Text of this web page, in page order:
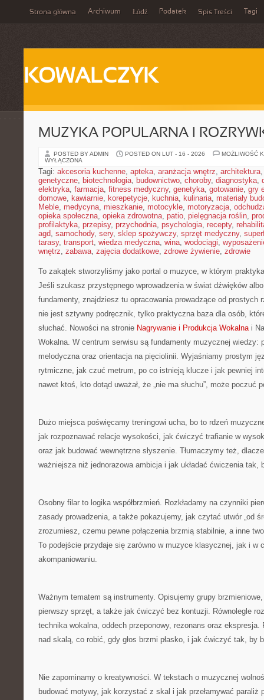
Strona główna Archiwum Łódź Podatek Spis Treści Tagi
KOWALCZYK
MUZYKA POPULARNA I
POSTED BY ADMIN POSTED ON LUT - 16 - 2026
MOŻLIWOŚĆ
WYŁĄCZONA
Tagi: akcesoria kuchenne, apteka, aranżacja wnętrz, architektura
genetyczne, biotechnologia, budownictwo, choroby, diagnostyka,
elektryka, farmacja, fitness medyczny, genetyka, gotowanie, gry
domowe, kawiarnie, korepetycje, kuchnia, kulinaria, materiały
Meble, medycyna, mieszkanie, motocykle, motoryzacja,
opieka społeczna, opieka zdrowotna, patio, pielęgnacja roślin,
profilaktyka, przepisy, przychodnia, psychologia, recepty,
agd, samochody, sery, sklep spożywczy, sprzęt medyczny,
tarasy, transport, wiedza medyczna, wina, wodociągi,
wnętrz, zabawa, zajęcia dodatkowe, zdrowe żywienie, zdrowie
To zakątek stworzyliśmy jako portal o muzyce, w którym
Jeśli szukasz przystępnego wprowadzenia w świat dźwięków
fundamenty, znajdziesz tu opracowania prowadzące od prostych
nie jest sztywny podręcznik, tylko praktyczna baza dla osób,
słuchać. Nowości na stronie Nagrywanie i Produkcja Wokalnai
Wokalna. W centrum serwisu są fundamenty muzycznej wiedzy:
melodyczna oraz orientacja na pięciolinii. Wyjaśniamy prostym
rytmiczne, jak czuć metrum, po co istnieją klucze i jak pewniej
nawet ktoś, kto dotąd uważał, że „nie ma słuchu”, może poczuć
Dużo miejsca poświęcamy treningowi ucha, bo to rdzeń
jak rozpoznawać relacje wysokości, jak ćwiczyć trafianie w
oraz jak budować wewnętrzne słyszenie. Tłumaczymy też,
ważniejsza niż jednorazowa ambicja i jak układać ćwiczenia tak,
Osobny filar to logika współbrzmień. Rozkładamy na czynniki
zasady prowadzenia, a także pokazujemy, jak czytać utwór „od
zrozumiesz, czemu pewne połączenia brzmią stabilnie, a inne
To podejście przydaje się zarówno w muzyce klasycznej, jak i w
akompaniowaniu.
Ważnym tematem są instrumenty. Opisujemy grupy
pierwszy sprzęt, a także jak ćwiczyć bez kontuzji. Równolegle
technika wokalna, oddech przeponowy, rezonans oraz ekspresja.
nad skalą, co robić, gdy głos brzmi płasko, i jak ćwiczyć tak, by
Nie zapominamy o kreatywności. W tekstach o muzycznej
budować motywy, jak korzystać z skal i jak przełamywać paraliż